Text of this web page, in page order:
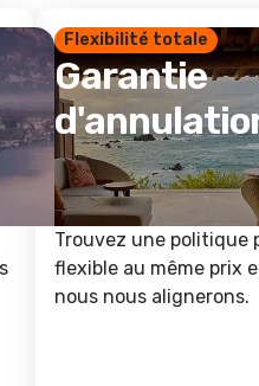
Flexibilité totale
Garantie
Trouvez une politique
flexible au même prix
nous nous alignerons.